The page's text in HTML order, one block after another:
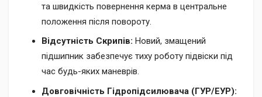
та швидкість повернення керма в центральне
положення після повороту.
Відсутність Скрипів: Новий, змащений
підшипник забезпечує тиху роботу підвіски під
час будь-яких маневрів.
Довговічність Гідропідсилювача (ГУР/ЕУР):